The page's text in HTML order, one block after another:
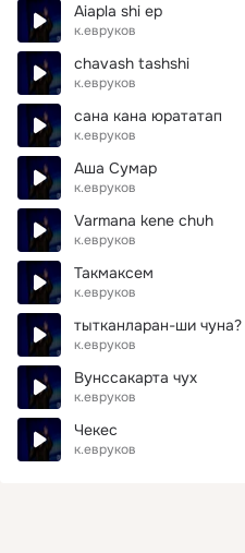
Aiapla shi ep
к.евруков
chavash tashshi
к.евруков
сана кана юрататап
к.евруков
Аша Сумар
к.евруков
Varmana kene chuh
к.евруков
Такмаксем
к.евруков
тытканларан-ши чуна?
к.евруков
Вунссакарта чух
к.евруков
Чекес
к.евруков